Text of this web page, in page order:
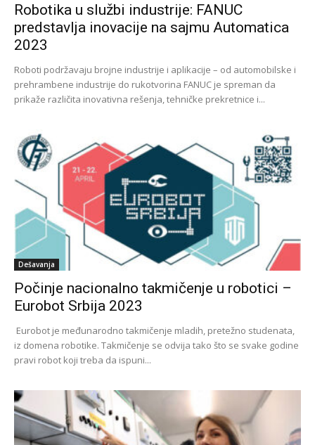
Robotika u službi industrije: FANUC
predstavlja inovacije na sajmu Automatica
2023
Roboti podržavaju brojne industrije i aplikacije – od automobilske i
prehrambene industrije do rukotvorina FANUC je spreman da
prikaže različita inovativna rešenja, tehničke prekretnice i...
Dešavanja
Počinje nacionalno takmičenje u robotici –
Eurobot Srbija 2023
Eurobot je međunarodno takmičenje mladih, pretežno studenata,
iz domena robotike. Takmičenje se odvija tako što se svake godine
pravi robot koji treba da ispuni...